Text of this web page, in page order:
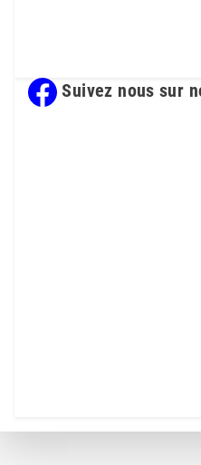
Suivez nous sur